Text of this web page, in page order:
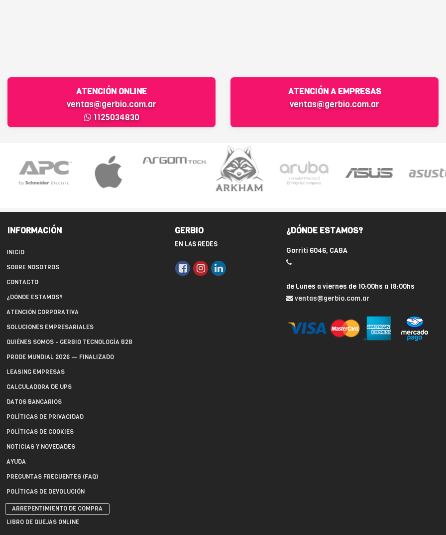
ATENCIÓN ONLINE
ventas@gerbio.com.ar
1125034830
ATENCIÓN A EMPRESAS
ventas@gerbio.com.ar
INFORMACIÓN
INICIO
SOBRE NOSOTROS
CONTACTO
¿DÓNDE ESTAMOS?
ATENCIÓN CORPORATIVA
SOLUCIONES EMPRESARIALES
QUIÉNES SOMOS - GERBIO TECNOLOGÍA B2B
PRODE MUNDIAL 2026 — FINALIZADO
LEASING EMPRESAS
CALCULADORA DE UPS
DATOS BANCARIOS
POLÍTICAS DE PRIVACIDAD
POLÍTICAS DE COOKIES
NOTICIAS Y NOVEDADES
AYUDA
PREGUNTAS FRECUENTES (FAQ)
POLÍTICAS DE DEVOLUCIÓN
ARREPENTIMIENTO DE COMPRA
LIBRO DE QUEJAS ONLINE
GERBIO
EN LAS REDES
¿DÓNDE ESTAMOS?
Gorriti 6046, CABA
de Lunes a viernes de 10:00hs a 18:00hs
ventas@gerbio.com.ar